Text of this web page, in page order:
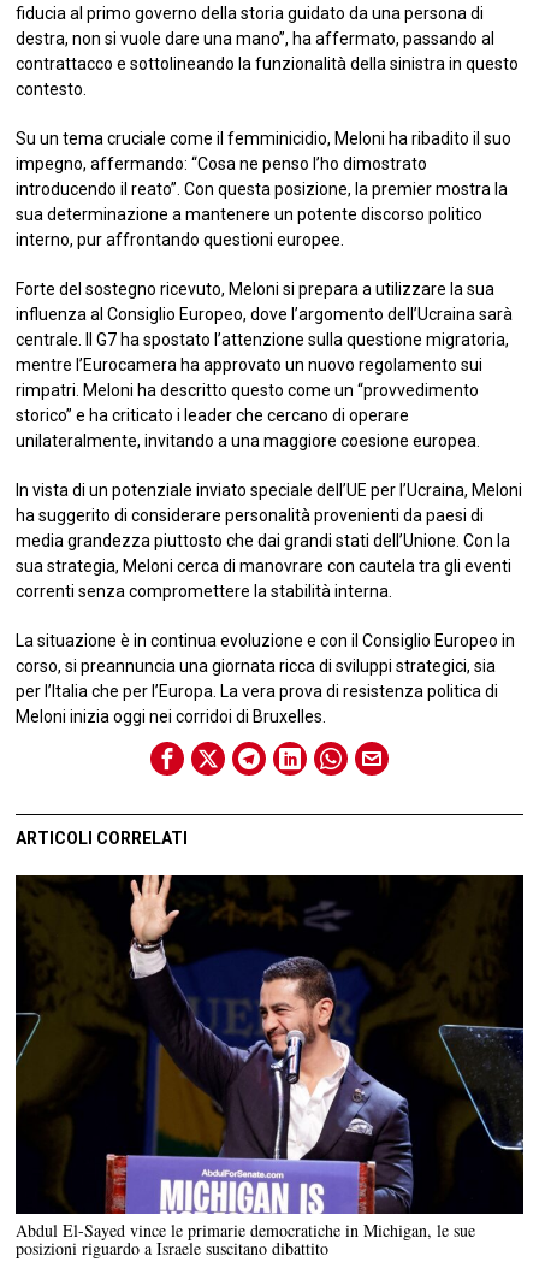
fiducia al primo governo della storia guidato da una persona di
destra, non si vuole dare una mano”, ha affermato, passando al
contrattacco e sottolineando la funzionalità della sinistra in questo
contesto.
Su un tema cruciale come il femminicidio, Meloni ha ribadito il suo
impegno, affermando: “Cosa ne penso l’ho dimostrato
introducendo il reato”. Con questa posizione, la premier mostra la
sua determinazione a mantenere un potente discorso politico
interno, pur affrontando questioni europee.
Forte del sostegno ricevuto, Meloni si prepara a utilizzare la sua
influenza al Consiglio Europeo, dove l’argomento dell’Ucraina sarà
centrale. Il G7 ha spostato l’attenzione sulla questione migratoria,
mentre l’Eurocamera ha approvato un nuovo regolamento sui
rimpatri. Meloni ha descritto questo come un “provvedimento
storico” e ha criticato i leader che cercano di operare
unilateralmente, invitando a una maggiore coesione europea.
In vista di un potenziale inviato speciale dell’UE per l’Ucraina, Meloni
ha suggerito di considerare personalità provenienti da paesi di
media grandezza piuttosto che dai grandi stati dell’Unione. Con la
sua strategia, Meloni cerca di manovrare con cautela tra gli eventi
correnti senza compromettere la stabilità interna.
La situazione è in continua evoluzione e con il Consiglio Europeo in
corso, si preannuncia una giornata ricca di sviluppi strategici, sia
per l’Italia che per l’Europa. La vera prova di resistenza politica di
Meloni inizia oggi nei corridoi di Bruxelles.
ARTICOLI CORRELATI
Abdul El-Sayed vince le primarie democratiche in Michigan, le sue
posizioni riguardo a Israele suscitano dibattito